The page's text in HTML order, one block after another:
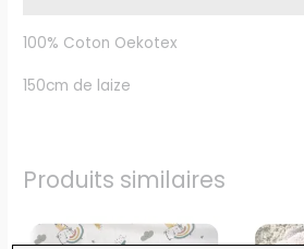
100% Coton Oekotex
150cm de laize
Produits similaires